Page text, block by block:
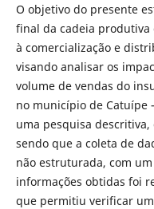
O objetivo do presente
final da cadeia
à comercialização e
visando analisar os
volume de vendas do
no município de Catuípe
uma pesquisa
sendo que a coleta de
não estruturada, com
informações obtidas foi
que permitiu verificar